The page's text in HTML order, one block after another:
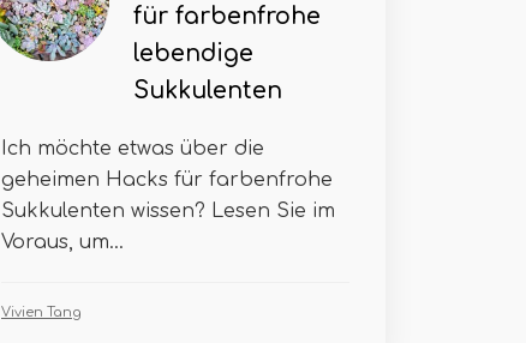
für farbenfrohe
lebendige
Sukkulenten
Ich möchte etwas über die
geheimen Hacks für farbenfrohe
Sukkulenten wissen? Lesen Sie im
Voraus, um...
Vivien Tang